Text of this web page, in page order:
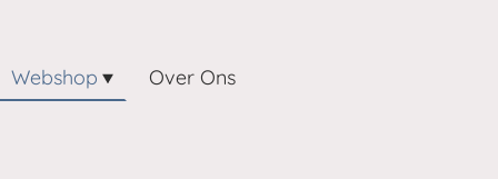
Webshop Over Ons